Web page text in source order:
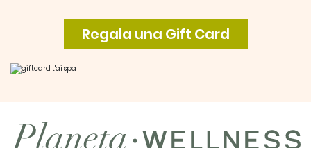
Regala una Gift Card